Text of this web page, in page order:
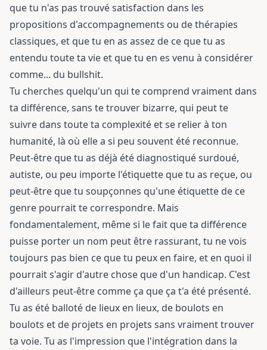
que tu n'as pas trouvé satisfaction dans les
propositions d'accompagnements ou de thérapies
classiques, et que tu en as assez de ce que tu as
entendu toute ta vie et que tu en es venu à considérer
comme... du bullshit.
Tu cherches quelqu'un qui te comprend vraiment dans
ta différence, sans te trouver bizarre, qui peut te
suivre dans toute ta complexité et se relier à ton
humanité, là où elle a si peu souvent été reconnue.
Peut-être que tu as déjà été diagnostiqué surdoué,
autiste, ou peu importe l'étiquette que tu as reçue, ou
peut-être que tu soupçonnes qu'une étiquette de ce
genre pourrait te correspondre. Mais
fondamentalement, même si le fait que ta différence
puisse porter un nom peut être rassurant, tu ne vois
toujours pas bien ce que tu peux en faire, et en quoi il
pourrait s'agir d'autre chose que d'un handicap. C'est
d'ailleurs peut-être comme ça que ça t'a été présenté.
Tu as été balloté de lieux en lieux, de boulots en
boulots et de projets en projets sans vraiment trouver
ta voie. Tu as l'impression que l'intégration dans la